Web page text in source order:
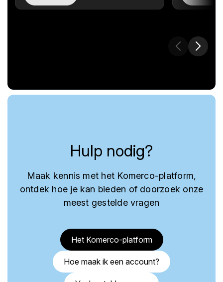
Hulp nodig?
Maak kennis met het Komerco-platform,
ontdek hoe je kan bieden of doorzoek onze
meest gestelde vragen
Het Komerco-platform
Hoe maak ik een account?